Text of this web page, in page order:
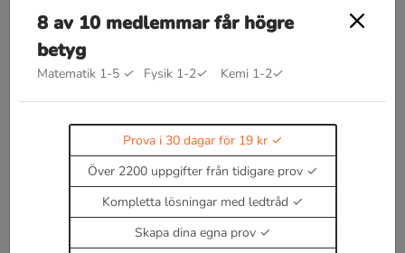
Kritiska punkter återfinns i f′(x) =0
förutsatt att
både funktionen och dess derivata är definierade i
detta område.
För andraderivata gäller attf″(x)>0
minpunkt
är en maxpunkt
Om andraderivatan är lika med noll behöver
punkten undersökas noggrannare.
8 av 10 medlemmar får högre
betyg
Matematik 1-5 ✓ Fysik 1-2✓ Kemi 1-2✓
Prova i 30 dagar för 19 kr
Över 2200 uppgifter från tidigare prov
Kompletta lösningar med ledtråd
Skapa dina egna prov